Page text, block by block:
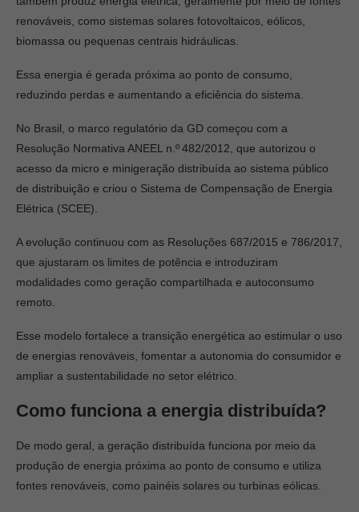
renováveis, como sistemas solares fotovoltaicos, eólicos,
biomassa ou pequenas centrais hidráulicas.
Essa energia é gerada próxima ao ponto de consumo,
reduzindo perdas e aumentando a eficiência do sistema.
No Brasil, o marco regulatório da GD começou com a
Resolução Normativa ANEEL n.º 482/2012, que autorizou o
acesso da micro e minigeração distribuída ao sistema público
de distribuição e criou o Sistema de Compensação de Energia
Elétrica (SCEE).
A evolução continuou com as Resoluções 687/2015 e 786/2017,
que ajustaram os limites de potência e introduziram
modalidades como geração compartilhada e autoconsumo
remoto.
Esse modelo fortalece a transição energética ao estimular o uso
de energias renováveis, fomentar a autonomia do consumidor e
ampliar a sustentabilidade no setor elétrico.
Como funciona a energia distribuída?
De modo geral, a geração distribuída funciona por meio da
produção de energia próxima ao ponto de consumo e utiliza
fontes renováveis, como painéis solares ou turbinas eólicas.